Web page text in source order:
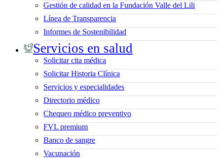
Gestión de calidad en la Fundación Valle del Lili
Línea de Transparencia
Informes de Sostenibilidad
Servicios en salud
Solicitar cita médica
Solicitar Historia Clínica
Servicios y especialidades
Directorio médico
Chequeo médico preventivo
FVL premium
Banco de sangre
Vacunación